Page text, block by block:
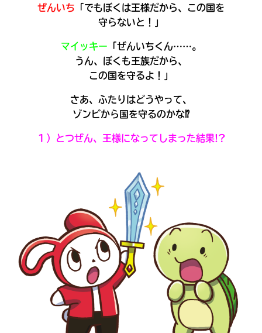
見られる
ギャラリー
ぜんいち 「でもぼくは王様だから、この国を
守らないと！」
マイッキー 「ぜんいちくん……。
うん、ぼくも王族だから、
この国を守るよ！」
さあ、ふたりはどうやって、
ゾンビから国を守るのかな⁉
１）とつぜん、王様になってしまった結果!?